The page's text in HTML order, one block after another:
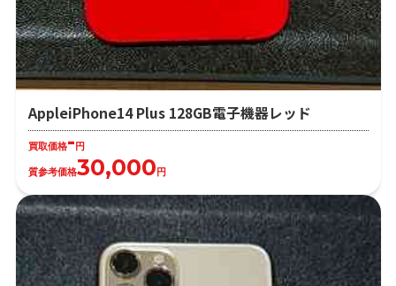
AppleiPhone14 Plus 128GB電子機器レッド
買取価格-円
質参考価格30,000円